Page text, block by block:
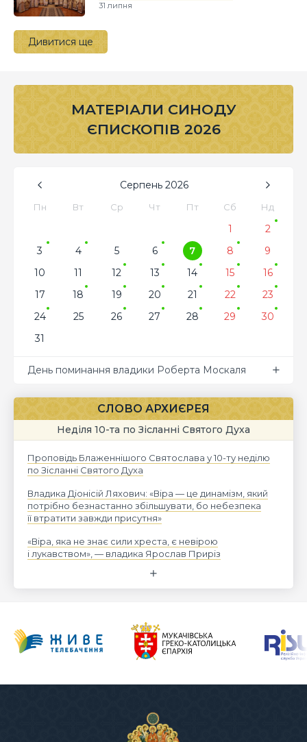
31 липня
Дивитися ще
МАТЕРІАЛИ СИНОДУ
ЄПИСКОПІВ 2026
Серпень 2026
Пн Вт Ср Чт Пт Сб Нд
1
2
3
4 5 6 7 8
9
10
11 12 13 14 15
16
17
18 19 20 21 22
23
24
25 26 27 28 29
30
31
День поминання владики Роберта Москаля
СЛОВО АРХИЄРЕЯ
Неділя 10-та по Зісланні Святого Духа
Проповідь Блаженнішого Святослава у 10-ту неділю
по Зісланні Святого Духа
Владика Діонісій Ляхович: «Віра — це динамізм, який
потрібно безнастанно збільшувати, бо небезпека
її втратити завжди присутня»
«Віра, яка не знає сили хреста, є невірою
і лукавством», — владика Ярослав Приріз